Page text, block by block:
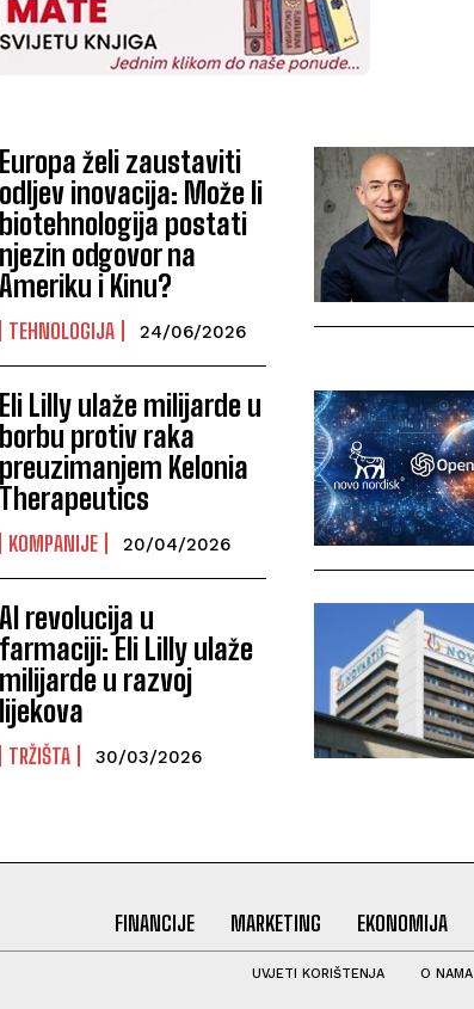
Europa želi zaustaviti
odljev inovacija: Može li
biotehnologija postati
njezin odgovor na
Ameriku i Kinu?
TEHNOLOGIJA 24/06/2026
Eli Lilly ulaže milijarde u
borbu protiv raka
preuzimanjem Kelonia
Therapeutics
KOMPANIJE 20/04/2026
AI revolucija u
farmaciji: Eli Lilly ulaže
milijarde u razvoj
lijekova
TRŽIŠTA 30/03/2026
FINANCIJE MARKETING EKONOMIJA
UVJETI KORIŠTENJA O NAMA